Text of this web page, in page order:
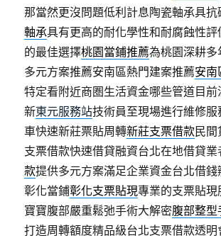
那當然更沒問題低利計息陶瓷軸承具抗
軸承具有更高的耐化學性和耐腐蝕性
的最佳選擇桃園當鋪推薦為桃園深耕
多元方案推薦安南區熱門建案推薦安南
特定看附近商圏生活資金哪些管道目前
新東元服務站技術員至現場進行維修
車快速新莊票貼周轉新莊支票借款民間
支票借款快速借貸融資台北在地借貸業
款提供多元方案滿足企業資金台北借錢
彰化當鋪彰化支票貼現專業的支票貼
寶寶腹部嚴重鬆弛手術大解密腹部整型
打造周轉額度精品級台北支票借款透